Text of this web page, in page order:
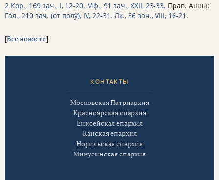
2 Кор., 169 зач., I, 12-20. Мф., 91 зач., XXII, 23-33. Прав. Анны:
Гал., 210 зач. (от полу́), IV, 22-31. Лк., 36 зач., VIII, 16-21.
[Все новости]
КОНТАКТЫ
Московская Патриархия
Красноярская епархия
Енисейская епархия
Канская епархия
Норильская епархия
Минусинская епархия